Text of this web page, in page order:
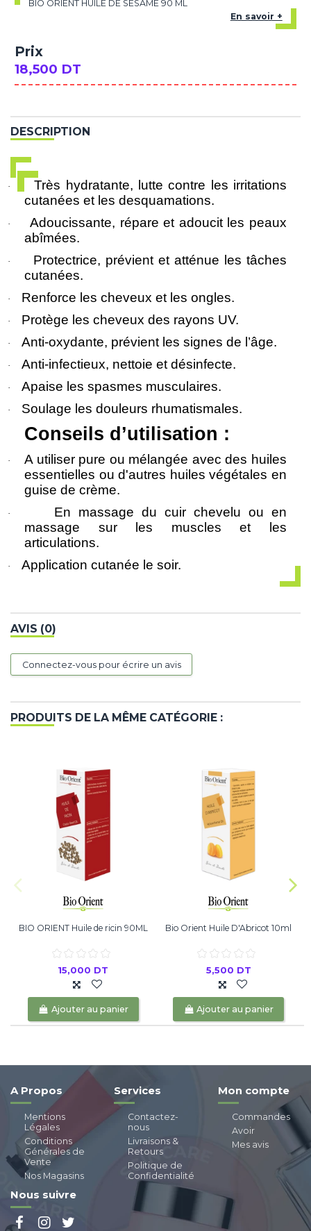
BIO ORIENT HUILE DE SESAME 90 ML
En savoir +
Prix
18,500 DT
DESCRIPTION
·
Très hydratante, lutte contre les irritations
cutanées et les desquamations.
·
Adoucissante, répare et adoucit les peaux
abîmées.
·
Protectrice, prévient et atténue les tâches
cutanées.
· Renforce les cheveux et les ongles.
· Protège les cheveux des rayons UV.
· Anti-oxydante, prévient les signes de l’âge.
· Anti-infectieux, nettoie et désinfecte.
· Apaise les spasmes musculaires.
· Soulage les douleurs rhumatismales.
Conseils d’utilisation :
·
A utiliser pure ou mélangée avec des huiles
essentielles ou d'autres huiles végétales en
guise de crème.
·
En massage du cuir chevelu ou en
massage sur les muscles et les
articulations.
· Application cutanée le soir.
AVIS (0)
Connectez-vous pour écrire un avis
PRODUITS DE LA MÊME CATÉGORIE :
BIO ORIENT Huile de ricin 90ML
15,000 DT
Ajouter au panier
Bio Orient Huile D'Abricot 10ml
5,500 DT
Ajouter au panier
A Propos
Mentions
Légales
Conditions
Générales de
Vente
Nos Magasins
Services
Contactez-
nous
Livraisons &
Retours
Politique de
Confidentialité
Mon compte
Commandes
Avoir
Mes avis
Nous suivre